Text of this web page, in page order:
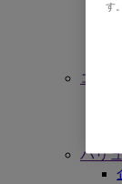
コミ
バリ
す。